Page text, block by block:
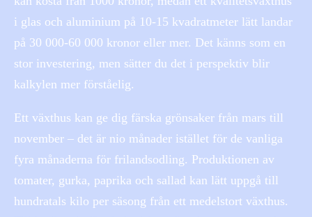
i glas och aluminium på 10-15 kvadratmeter lätt landar
på 30 000-60 000 kronor eller mer. Det känns som en
stor investering, men sätter du det i perspektiv blir
kalkylen mer förståelig.
Ett växthus kan ge dig färska grönsaker från mars till
november – det är nio månader istället för de vanliga
fyra månaderna för frilandsodling. Produktionen av
tomater, gurka, paprika och sallad kan lätt uppgå till
hundratals kilo per säsong från ett medelstort växthus.